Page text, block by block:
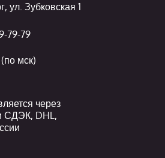
ул. Зубковская 1
79-79
(по мск)
через
СДЭК, DHL,